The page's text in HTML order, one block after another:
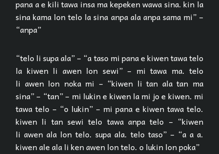
pana a e kili tawa insa ma kepeken wawa sina. kin la
sina kama lon telo la sina anpa ala anpa sama mi” –
“anpa”
“telo li supa ala” – “a taso mi pana e kiwen tawa telo
la kiwen li awen lon sewi” – mi tawa ma. telo
li awen lon noka mi – “kiwen li tan ala tan ma
sina” – “tan” – mi lukin e kiwen la mi jo e kiwen. mi
tawa telo – “o lukin” – mi pana e kiwen tawa telo.
kiwen li tan sewi telo tawa anpa telo – “kiwen
li awen ala lon telo. supa ala. telo taso” – “a a a.
kiwen ale ala li ken awen lon telo. o lukin lon poka”